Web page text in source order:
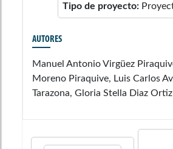
Tipo de proyecto:
AUTORES
Manuel Antonio Virgüez
Moreno Piraquive, Luis Carlos
Tarazona, Gloria Stella Diaz Ortiz